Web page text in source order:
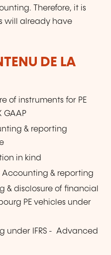
Therefore, it is
will already have
DE LA
of instruments for PE
GAAP
& reporting
in kind
& reporting
& disclosure of financial
PE vehicles under
under IFRS - Advanced